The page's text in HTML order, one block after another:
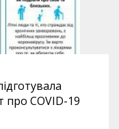
про COVID-19